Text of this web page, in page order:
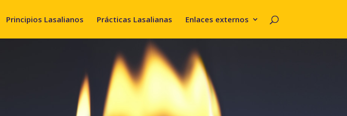
Principios Lasalianos Prácticas Lasalianas Enlaces externos